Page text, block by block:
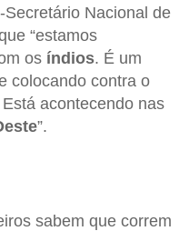
Secretário Nacional de
“estamos
os índios. É um
colocando contra o
acontecendo nas
”.
sabem que correm